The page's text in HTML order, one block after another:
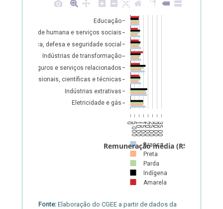
05.00010.00015.00020.00025.00030.00035.000
Eletricidade e gás
Indústrias extrativas
profissionais, científicas e técnicas
de seguros e serviços relacionados
Indústrias de transformação
pública, defesa e seguridade social
Saúde humana e serviços sociais
Educação
Branca
Preta
Parda
Indígena
Amarela
Remuneração média (R$)
Fonte: Elaboração do CGEE a partir de dados da